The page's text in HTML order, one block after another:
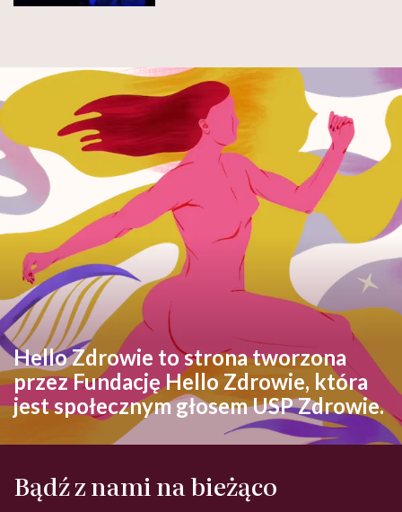
Hello Zdrowie to strona tworzona
przez Fundację Hello Zdrowie, która
jest społecznym głosem USP Zdrowie.
Bądź z nami na bieżąco